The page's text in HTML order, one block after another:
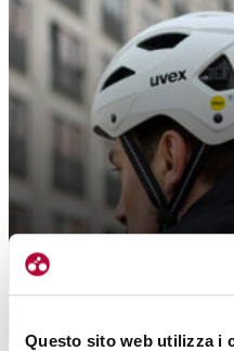
Questo sito web utilizza i
CITY STRIDE MIPS, DA